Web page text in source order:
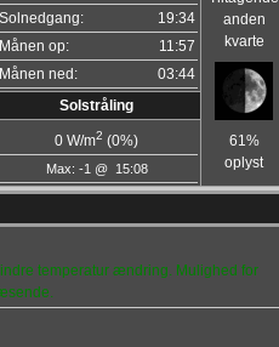
Solnedgang:
19:34
Månen op:
11:57
Månen ned:
03:44
anden
kvarte
61%
oplyst
Solstråling
0 W/m2 (0%)
Max: -1 @ 15:08
temperatur ændring. Mulighed for